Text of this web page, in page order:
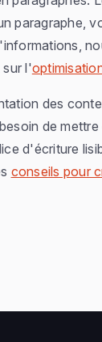
paragraphe,
l'
des
de
d'écriture
conseils pour